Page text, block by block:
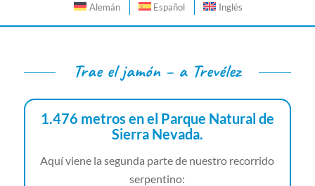
Alemán Español Inglés
Trae el jamón – a Trevélez
1.476 metros en el Parque Natural de
Sierra Nevada.
Aquí viene la segunda parte de nuestro recorrido
serpentino: